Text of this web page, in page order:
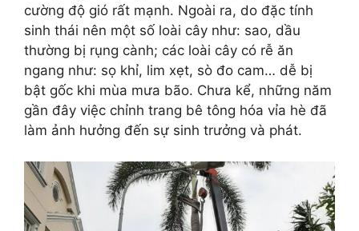
cường độ gió rất mạnh. Ngoài ra, do đặc tính
sinh thái nên một số loài cây như: sao, dầu
thường bị rụng cành; các loài cây có rễ ăn
ngang như: sọ khỉ, lim xẹt, sò đo cam… dễ bị
bật gốc khi mùa mưa bão. Chưa kể, những năm
gần đây việc chỉnh trang bê tông hóa vỉa hè đã
làm ảnh hưởng đến sự sinh trưởng và phát.